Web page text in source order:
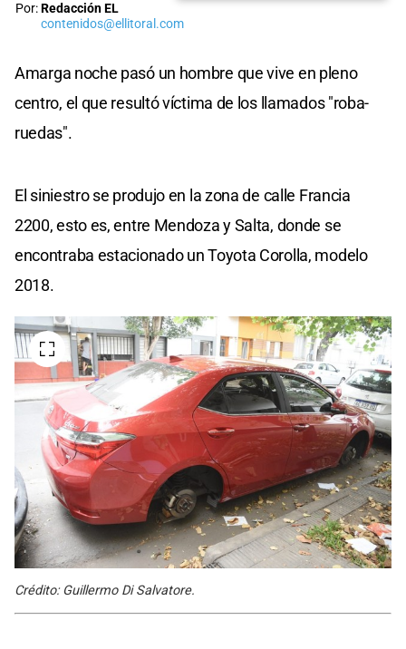
Por:Redacción EL
contenidos@ellitoral.com
Amarga noche pasó un hombre que vive en pleno
centro, el que resultó víctima de los llamados "roba-
ruedas".
El siniestro se produjo en la zona de calle Francia
2200, esto es, entre Mendoza y Salta, donde se
encontraba estacionado un Toyota Corolla, modelo
2018.
Crédito: Guillermo Di Salvatore.